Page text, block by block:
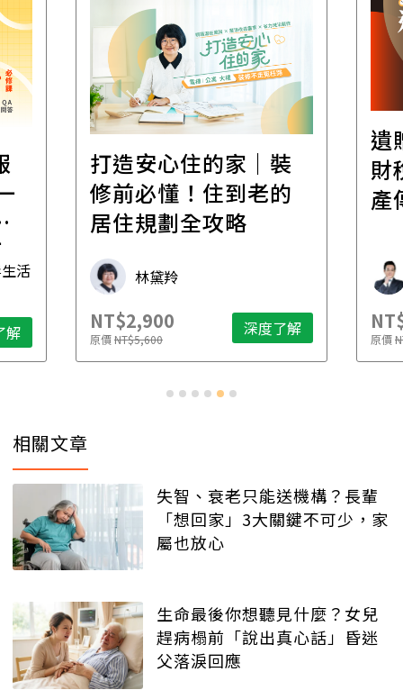
活
解
打造安心住的家｜裝
修前必懂！住到老的
居住規劃全攻略
林黛羚
NT$2,900
原價NT$5,600 深度了解
遺
財
產
原價
相關文章
失智、衰老只能送機構？長輩
「想回家」3大關鍵不可少，家
屬也放心
生命最後你想聽見什麼？女兒
趕病榻前「說出真心話」昏迷
父落淚回應